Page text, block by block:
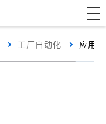
工厂自动化 应用